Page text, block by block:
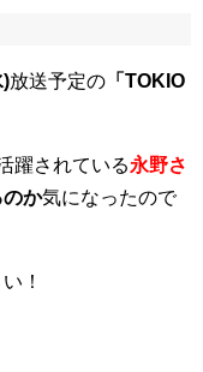
)放送予定の 「TOKIO
躍されている永野さ
か気になったので
！